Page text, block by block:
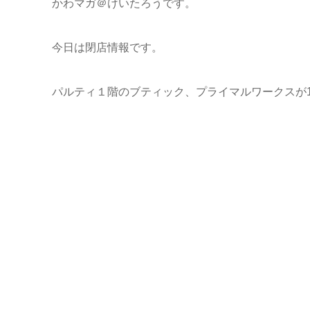
かわマガ＠けいたろうです。
今日は閉店情報です。
パルティ１階のブティック、プライマルワークスが